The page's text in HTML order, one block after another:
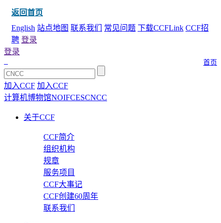
返回首页
English 站点地图 联系我们 常见问题 下载CCFLink CCF招
聘 登录
首页
登录
加入CCF 加入CCF
计算机博物馆NOIFCESCNCC
关于CCF
CCF简介
组织机构
规章
服务项目
CCF大事记
CCF创建60周年
联系我们